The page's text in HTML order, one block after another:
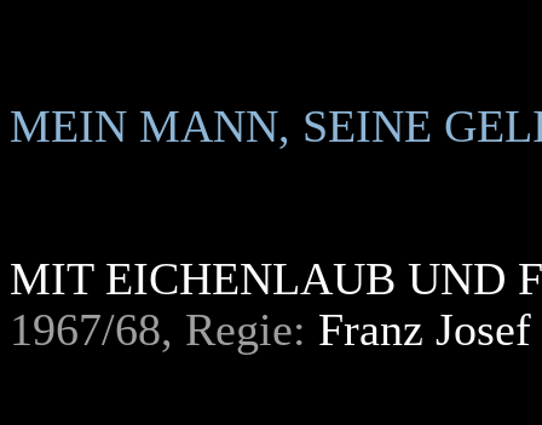
MEIN MANN, SEINE
MIT EICHENLAUB UND
1967/68, Regie: Franz